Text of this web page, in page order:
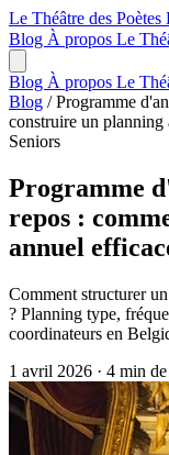
Le Théâtre des Poètes
Blog À propos Le
Blog À propos Le
Blog / Programme
construire un planning
Seniors
Programme
repos :
annuel
Comment structurer
? Planning type,
coordinateurs en
1 avril 2026 · 4 min